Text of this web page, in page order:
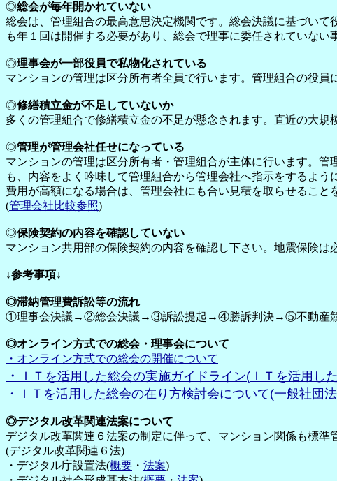
◎総会が毎年開かれていない
総会は、管理組合の最高意思決定機関です。総会決議に基づい
も年１回は開催する必要があり、総会で理事に委任されていな
◎理事会が一部役員で私物化されている
マンションの管理は区分所有者全員で行います。管理組合の役員
◎修繕積立金が不足していないか
多くの管理組合で修繕積立金の不足が懸念されます。直近の大
◎管理が管理会社任せになっている
マンションの管理は区分所有者・管理組合が主体に行います。
も、内容をよく吟味して管理組合から管理会社へ指示をするよう
費用が高額になる場合は、管理会社にも合い見積を取らせるこ
(管理会社比較参照)
◎保険契約の内容を確認していない
マンション共用部の保険契約の内容を確認し下さい。地震保険
↓参考事項↓
◎滞納管理費訴訟等の流れ
①理事会決議→②総会決議→③訴訟提起→④勝訴判決→⑤不動産
◎オンライン方式での総会・理事会について
・オンライン方式での総会の開催について
・ ＩＴを活用した総会の実施ガイド ライン( ＩＴを活用し
・ＩＴを活用した総会の在り方検討会について(一般社団
◎デジタル改革関連法案について
デジタル改革関連６法案の制定に伴って、マンション関係も標準
(デジタル改革関連６法)
・デジタル庁設置法(概要 ・ 法案)